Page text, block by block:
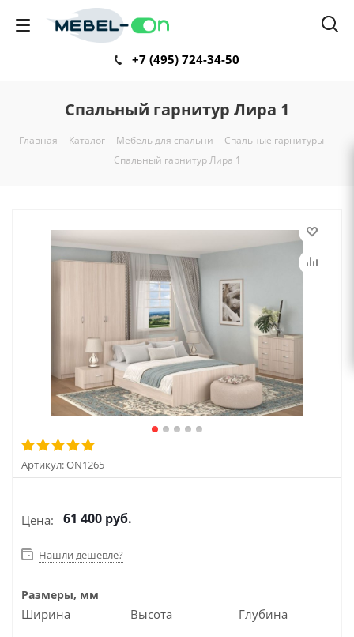
+7 (495) 724-34-50
Спальный гарнитур Лира 1
Главная - Каталог - Мебель для спальни - Спальные гарнитуры -
Спальный гарнитур Лира 1
Артикул:ON1265
Цена: 61 400 руб.
Нашли дешевле?
Размеры, мм
Ширина Высота Глубина